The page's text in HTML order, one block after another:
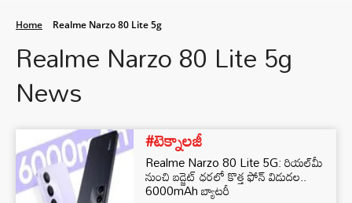
Home Realme Narzo 80 Lite 5g
Realme Narzo 80 Lite 5g
News
#టెక్నాలజీ
Realme Narzo 80 Lite 5G: రియల్‌మీ
నుంచి బడ్జెట్ ధరలో కొత్త ఫోన్ విడుదల..
6000mAh బ్యాటరీ